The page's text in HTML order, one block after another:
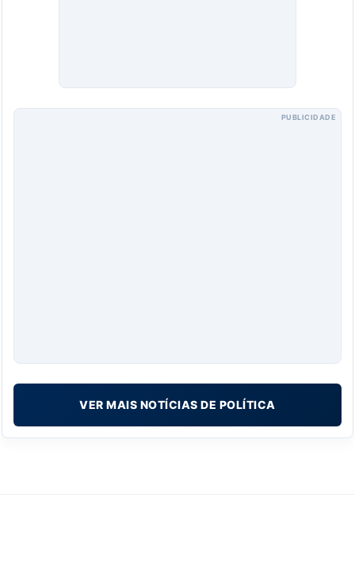
PUBLICIDADE
VER MAIS NOTÍCIAS DE POLÍTICA